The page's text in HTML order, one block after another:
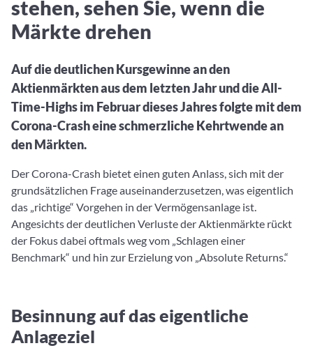
Fondswissen
Aktuelle Rankings und Beiträge zu den besten Fonds aus
vielen Peergroups
Fondsvergleich
Übersichtlich bis zu 10 Fonds aus über 35.000
Produkten vergleichen
Watchlist
Hier sind Ihre gemerkten Produkte und aktiven
3. Investieren
Portfolios
Eigene Portfolios und jene, denen Sie folgen
Finanzdienstleister
Informationen und Beiträge unserer Partner-
Finanzdienstleister
Community-Partner
Informationen und Beiträge unserer Community-
Partner
Webinar verpasst? Hier gibt es Aufnahmen unserer
Online-Veranstaltungen.
stehen, sehen Sie, wenn die
Märkte drehen
Auf die deutlichen Kursgewinne an den
Aktienmärkten aus dem letzten Jahr und die All-
Time-Highs im Februar dieses Jahres folgte mit dem
Corona-Crash eine schmerzliche Kehrtwende an
den Märkten.
Der Corona-Crash bietet einen guten Anlass, sich mit der
grundsätzlichen Frage auseinanderzusetzen, was eigentlich
das „richtige“ Vorgehen in der Vermögensanlage ist.
Angesichts der deutlichen Verluste der Aktienmärkte rückt
der Fokus dabei oftmals weg vom „Schlagen einer
Benchmark“ und hin zur Erzielung von „Absolute Returns.“
Besinnung auf das eigentliche
Anlageziel